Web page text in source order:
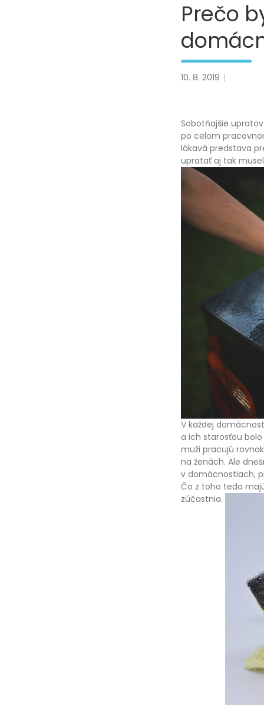
Prečo
10. 8. 2019
Sobotňajšie
po celom
lákavá predstava
upratať aj tak
V každej
a ich starosťou
muži pracujú
na ženách. Ale
v domácnostiach,
Čo z toho teda
zúčastnia.